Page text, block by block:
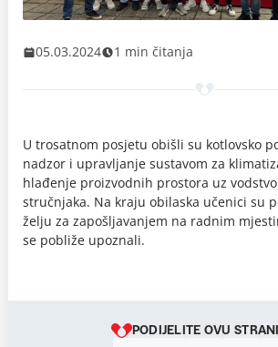
05.03.2024 1 min čitanja
U trosatnom posjetu obišli su kotlovsko
nadzor i upravljanje sustavom za
hlađenje proizvodnih prostora uz
stručnjaka. Na kraju obilaska učenici su
želju za zapošljavanjem na radnim
se pobliže upoznali.
PODIJELITE OVU